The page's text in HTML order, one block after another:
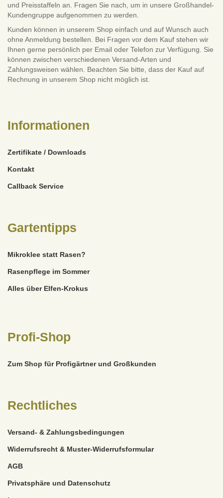
und Preisstaffeln an. Fragen Sie nach, um in unsere Großhandel-
Kundengruppe aufgenommen zu werden.
Kunden können in unserem Shop einfach und auf Wunsch auch
ohne Anmeldung bestellen. Bei Fragen vor dem Kauf stehen wir
Ihnen gerne persönlich per Email oder Telefon zur Verfügung. Sie
können zwischen verschiedenen Versand-Arten und
Zahlungsweisen wählen. Beachten Sie bitte, dass der Kauf auf
Rechnung in unserem Shop nicht möglich ist.
Informationen
Zertifikate / Downloads
Kontakt
Callback Service
Gartentipps
Mikroklee statt Rasen?
Rasenpflege im Sommer
Alles über Elfen-Krokus
Profi-Shop
Zum Shop für Profigärtner und Großkunden
Rechtliches
Versand- & Zahlungsbedingungen
Widerrufsrecht & Muster-Widerrufsformular
AGB
Privatsphäre und Datenschutz